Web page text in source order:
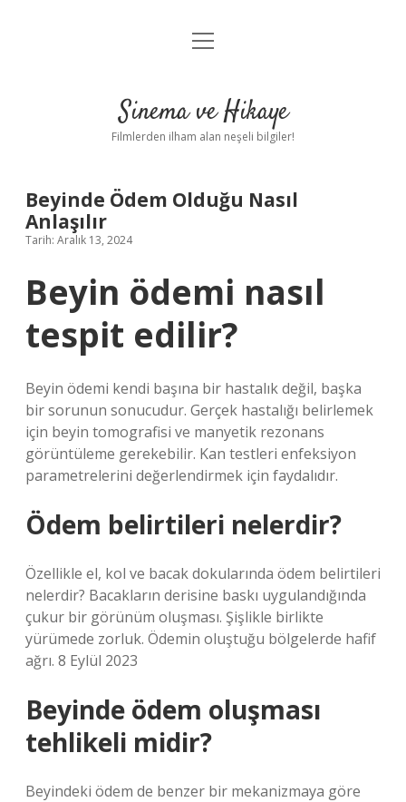
Gizlilik Politikası
Yasal Uyarı
menüyü
Sinema ve Hikaye
Filmlerden ilham alan neşeli bilgiler!
Beyinde Ödem Olduğu Nasıl
Anlaşılır
Tarih: Aralık 13, 2024
Beyin ödemi nasıl
tespit edilir?
Beyin ödemi kendi başına bir hastalık değil, başka
bir sorunun sonucudur. Gerçek hastalığı belirlemek
için beyin tomografisi ve manyetik rezonans
görüntüleme gerekebilir. Kan testleri enfeksiyon
parametrelerini değerlendirmek için faydalıdır.
Ödem belirtileri nelerdir?
Özellikle el, kol ve bacak dokularında ödem belirtileri
nelerdir? Bacakların derisine baskı uygulandığında
çukur bir görünüm oluşması. Şişlikle birlikte
yürümede zorluk. Ödemin oluştuğu bölgelerde hafif
ağrı. 8 Eylül 2023
Beyinde ödem oluşması
tehlikeli midir?
Beyindeki ödem de benzer bir mekanizmaya göre